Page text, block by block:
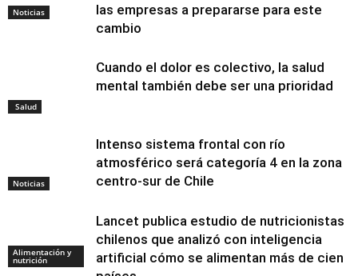
Noticias
las empresas a prepararse para este
cambio
Salud
Cuando el dolor es colectivo, la salud
mental también debe ser una prioridad
Noticias
Intenso sistema frontal con río
atmosférico será categoría 4 en la zona
centro-sur de Chile
Alimentación y
nutrición
Lancet publica estudio de nutricionistas
chilenos que analizó con inteligencia
artificial cómo se alimentan más de cien